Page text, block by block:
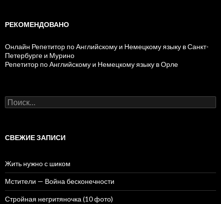
РЕКОМЕНДОВАНО
Онлайн Репетитор по Английскому и Немецкому языку в Санкт-
Петербурге и Мурино
Репетитор по Английскому и Немецкому языку в Орле
Н
а
и
СВЕЖИЕ ЗАПИСИ
Жить нужно с шиком
Мстители — Война бесконечности
Стройная негритяночка (10 фото)